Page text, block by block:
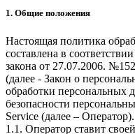
1. Общие положения
Настоящая политика
составлена в
закона от 27.07.2006.
(далее - Закон о
обработки
безопасности
Service (далее – Оператор).
1.1. Оператор ставит